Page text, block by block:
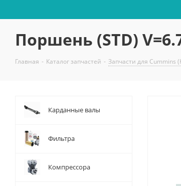
Поршень (STD)
Главная - Каталог запчастей - Запчасти для Cummins
Карданные валы
Фильтра
Компрессора